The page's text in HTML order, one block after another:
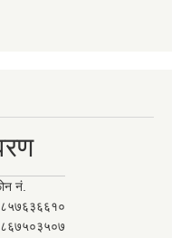
नं.